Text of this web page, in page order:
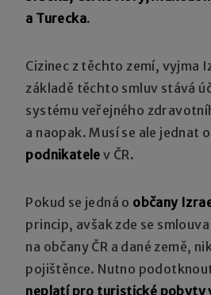
a Turecka.
Cizinec z těchto zemí, vyjma
základě těchto smluv stává
systému veřejného
a naopak. Musí se ale jednat o
podnikatele v ČR.
Pokud se jedná o občany
princip, avšak zde se
na občany ČR a dané země,
pojištěnce. Nutno
neplatí pro turistické pobyty